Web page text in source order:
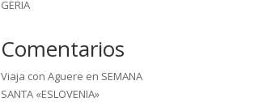
GERIA
Comentarios
Viaja con Aguere en SEMANA
SANTA «ESLOVENIA»